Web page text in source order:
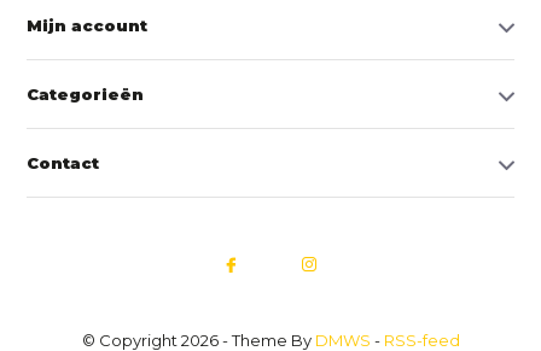
Mijn account
Categorieën
Contact
© Copyright 2026 - Theme By DMWS - RSS-feed